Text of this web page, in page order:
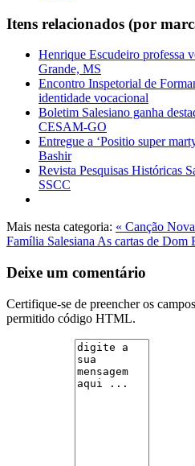
Itens relacionados (por
Henrique Escudeiro professa
Grande, MS
Encontro Inspetorial de
identidade vocacional
Boletim Salesiano ganha
CESAM-GO
Entregue a ‘Positio super
Bashir
Revista Pesquisas Históricas
SSCC
Mais nesta categoria: « Canção
Família Salesiana As cartas de Dom
Deixe um comentário
Certifique-se de preencher os
permitido código HTML.